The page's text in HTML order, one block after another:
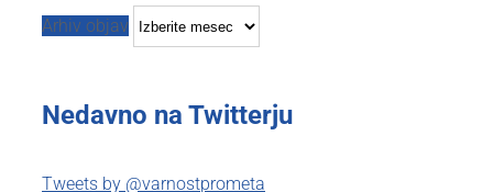
Arhiv objav
Nedavno na Twitterju
Tweets by @varnostprometa